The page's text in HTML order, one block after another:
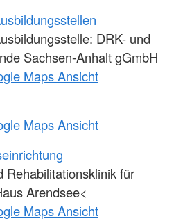
DRK- und
Sachsen-Anhalt gGmbH
Maps Ansicht
Maps Ansicht
Rehabilitationsklinik für
Arendsee<
Maps Ansicht